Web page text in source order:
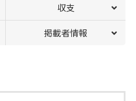
収支
掲載者情報